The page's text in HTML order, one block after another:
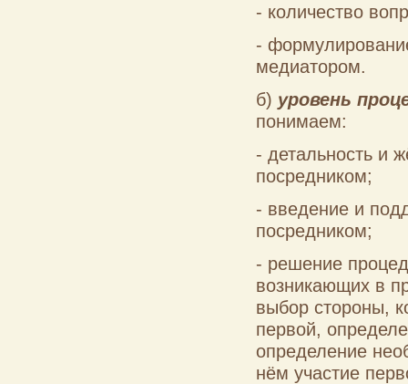
- количество
-
медиатором.
б) уровень
понимаем:
- детальность и
посредником;
- введение и
посредником;
- решение
возникающих в
выбор стороны,
первой,
определение
нём участие